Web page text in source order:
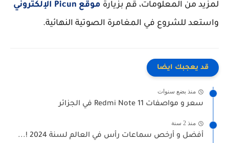
لمزيد من المعلومات، قم بزيارة موقع Picun الإلكتروني
واستعد للشروع في المغامرة الصوتية النهائية.
قد يعجبك ايضا
منذ بضع سنوات
سعر و مواصفات Redmi Note 11 في الجزائر
منذ 2 سنة
أفضل و أرخص سماعات رأس في العالم لسنة 2024 !...